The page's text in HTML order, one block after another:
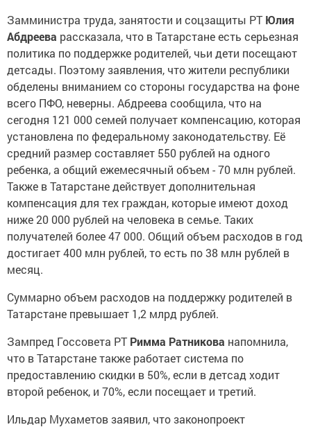
Замминистра труда, занятости и соцзащиты РТ Юлия
Абдреева рассказала, что в Татарстане есть серьезная
политика по поддержке родителей, чьи дети посещают
детсады. Поэтому заявления, что жители республики
обделены вниманием со стороны государства на фоне
всего ПФО, неверны. Абдреева сообщила, что на
сегодня 121 000 семей получает компенсацию, которая
установлена по федеральному законодательству. Её
средний размер составляет 550 рублей на одного
ребенка, а общий ежемесячный объем - 70 млн рублей.
Также в Татарстане действует дополнительная
компенсация для тех граждан, которые имеют доход
ниже 20 000 рублей на человека в семье. Таких
получателей более 47 000. Общий объем расходов в год
достигает 400 млн рублей, то есть по 38 млн рублей в
месяц.
Суммарно объем расходов на поддержку родителей в
Татарстане превышает 1,2 млрд рублей.
Зампред Госсовета РТ Римма Ратникова напомнила,
что в Татарстане также работает система по
предоставлению скидки в 50%, если в детсад ходит
второй ребенок, и 70%, если посещает и третий.
Ильдар Мухаметов заявил, что законопроект